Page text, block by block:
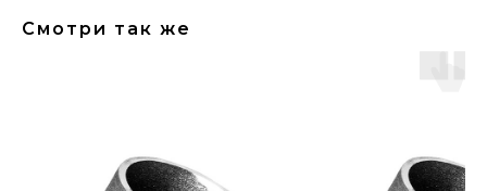
Смотри так же